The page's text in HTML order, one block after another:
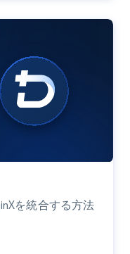
を統合する方法